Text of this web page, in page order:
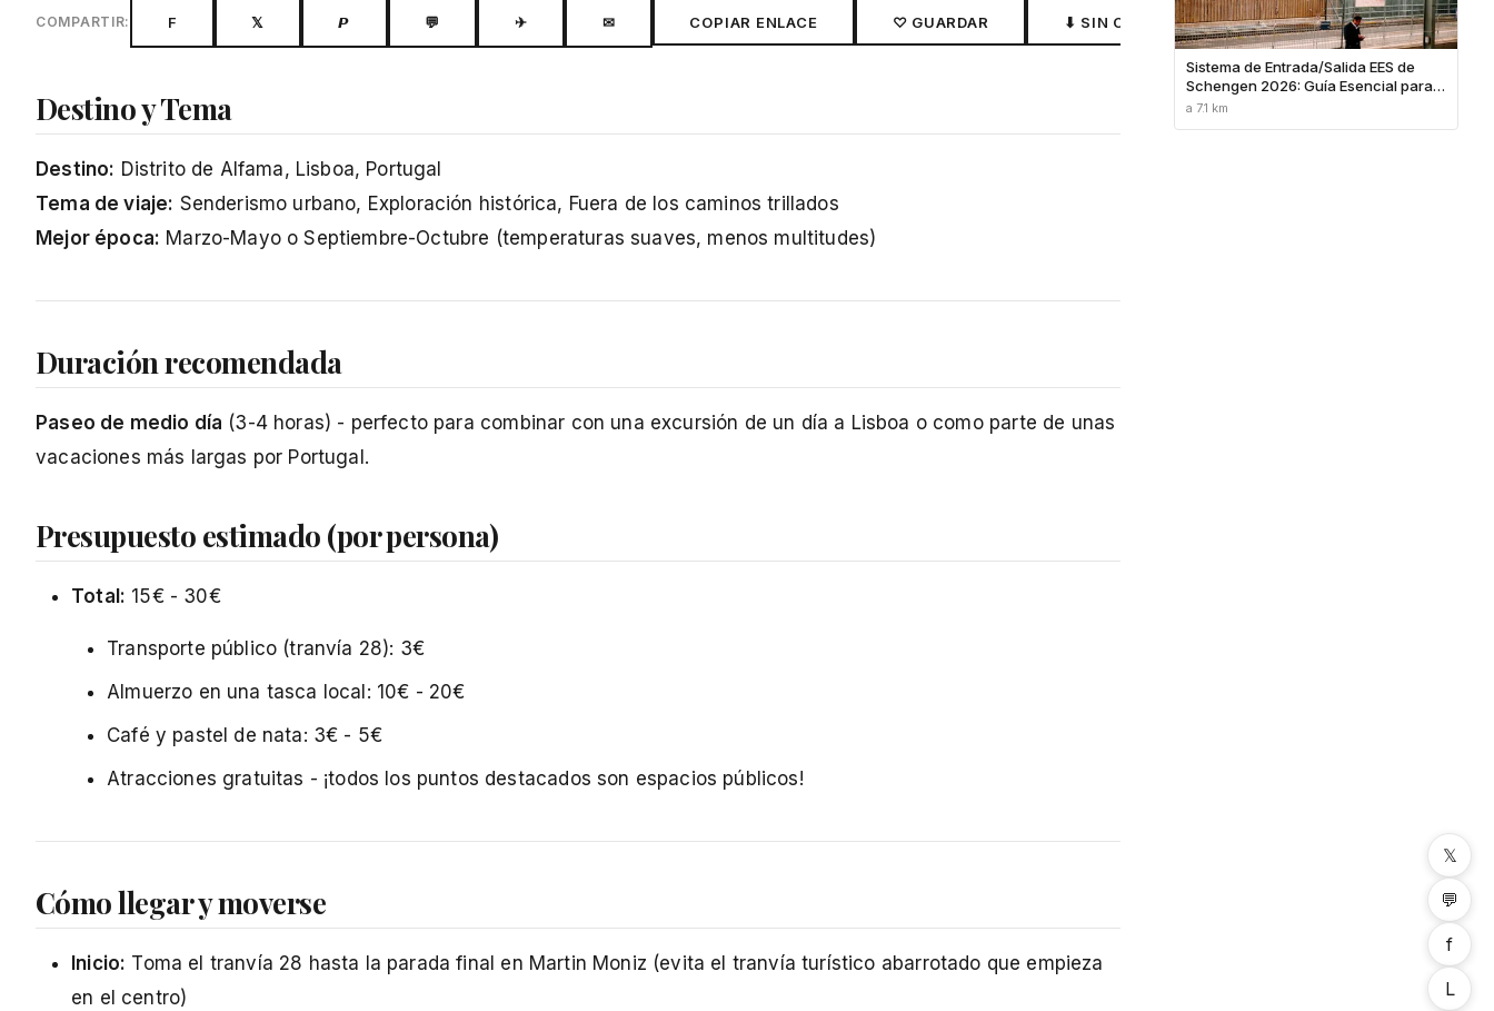
COMPARTIR: F 𝕏 𝙋 💬 ✈ ✉ COPIAR ENLACE ♡ GUARDAR ⬇ SIN CONEXIÓN
Destino y Tema
Destino: Distrito de Alfama, Lisboa, Portugal
Tema de viaje: Senderismo urbano, Exploración histórica, Fuera de los caminos trillados
Mejor época: Marzo-Mayo o Septiembre-Octubre (temperaturas suaves, menos multitudes)
Duración recomendada
Paseo de medio día (3-4 horas) - perfecto para combinar con una excursión de un día a Lisboa o como parte de unas
vacaciones más largas por Portugal.
Presupuesto estimado (por persona)
Total: 15€ - 30€
Transporte público (tranvía 28): 3€
Almuerzo en una tasca local: 10€ - 20€
Café y pastel de nata: 3€ - 5€
Atracciones gratuitas - ¡todos los puntos destacados son espacios públicos!
Cómo llegar y moverse
Inicio: Toma el tranvía 28 hasta la parada final en Martin Moniz (evita el tranvía turístico abarrotado que empieza
en el centro)
Sistema de Entrada/Salida EES de
Schengen 2026: Guía Esencial para
Viajeros
a 7.1 km
𝕏
💬
f
L